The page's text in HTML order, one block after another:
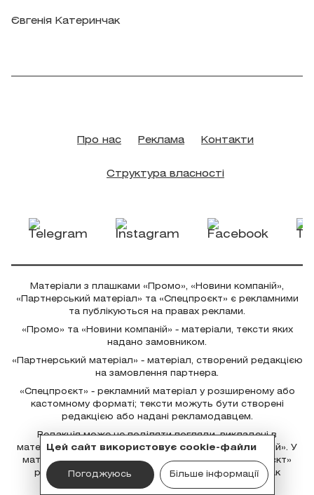
Євгенія Катеринчак
Цей сайт використовує cookie-файли
Погоджуюсь Більше інформації
Про нас Реклама Контакти
Структура власності
Матеріали з плашками «Промо», «Новини компаній»,
«Партнерський матеріал» та «Спецпроєкт» є рекламними
та публікуються на правах реклами.
«Промо» та «Новини компаній» - матеріали, тексти яких
надано замовником.
«Партнерський матеріал» - матеріал, створений редакцією
на замовлення партнера.
«Спецпроєкт» - рекламний матеріал у розширеному або
кастомному форматі; тексти можуть бути створені
редакцією або надані рекламодавцем.
Редакція може не поділяти погляди, викладені в
матеріалах із плашками «Промо» та «Новини компаній». У
матеріалах «Партнерський матеріал» та «Спецпроєкт»
редакція бере участь у створенні контенту, однак
відповідальність за рекламні твердження несе